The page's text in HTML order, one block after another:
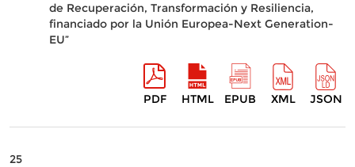
de Recuperación, Transformación y Resiliencia,
financiado por la Unión Europea-Next Generation-
EU”
PDF HTML EPUB XML JSON
25